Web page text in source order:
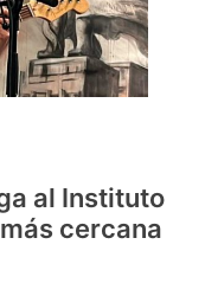
al Instituto
cercana